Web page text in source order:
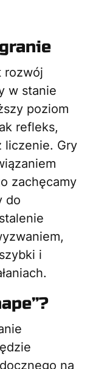
rozwój
w stanie
poziom
refleks,
liczenie. Gry
zachęcamy
do
i
na